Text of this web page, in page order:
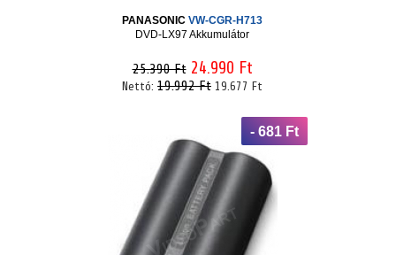
PANASONIC VW-CGR-H713
DVD-LX97 Akkumulátor
25.390 Ft 24.990 Ft
Nettó: 19.992 Ft 19.677 Ft
- 681 Ft